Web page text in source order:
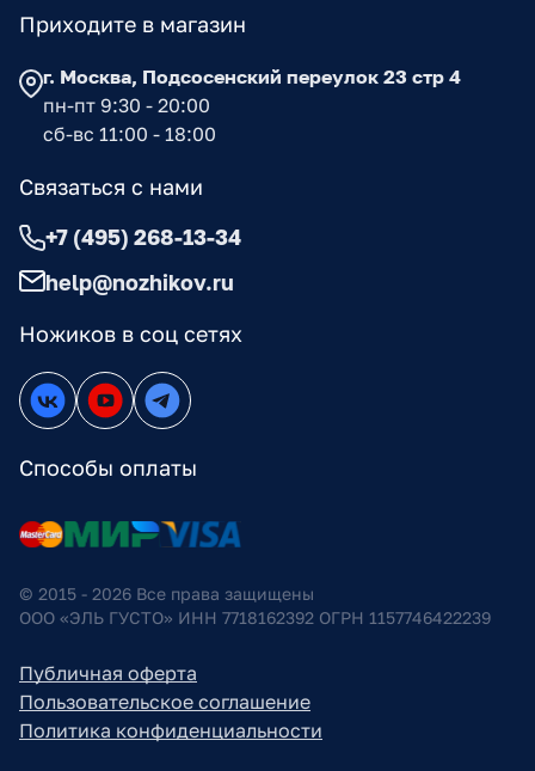
Ножиков в соц сетях
Способы оплаты
Приходите в магазин
г. Москва, Подсосенский переулок 23 стр 4
пн-пт 9:30 - 20:00
сб-вс 11:00 - 18:00
Связаться с нами
+7 (495) 268-13-34
help@nozhikov.ru
© 2015 - 2026 Все права защищены
ООО «ЭЛЬ ГУСТО» ИНН 7718162392 ОГРН 1157746422239
Публичная оферта
Пользовательское соглашение
Политика конфиденциальности